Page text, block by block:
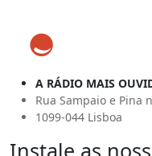
A RÁDIO MAIS
Rua Sampaio e Pina
1099-044 Lisboa
Instale as